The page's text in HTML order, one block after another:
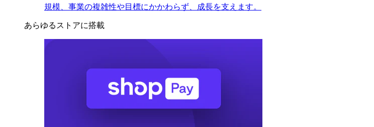
規模、事業の複雑性や目標にかかわらず、成長を支えます。
あらゆるストアに搭載